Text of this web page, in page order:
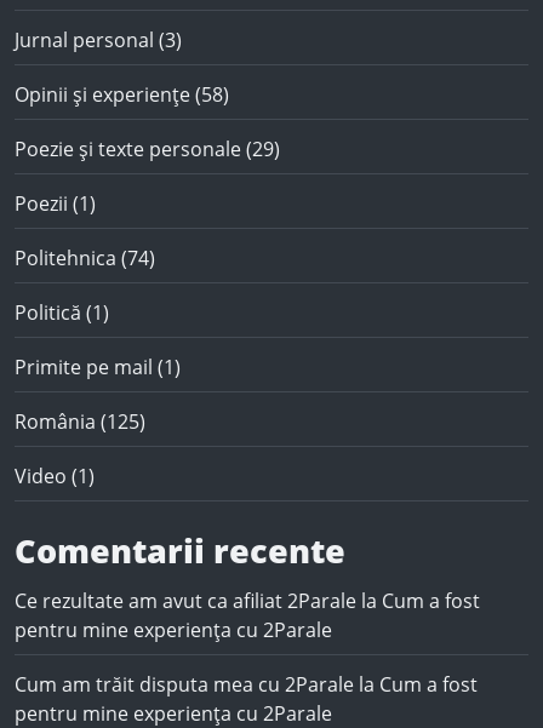
Jurnal personal (3)
Opinii și experiențe(58)
Poezie și texte personale(29)
Poezii (1)
Politehnica (74)
Politică (1)
Primite pe mail (1)
România (125)
Video (1)
Comentarii recente
Ce rezultate am avut ca afiliat 2Parale la Cum a fost
pentru mine experiența cu 2Parale
Cum am trăit disputa mea cu 2Parale la Cum a fost
pentru mine experiența cu 2Parale